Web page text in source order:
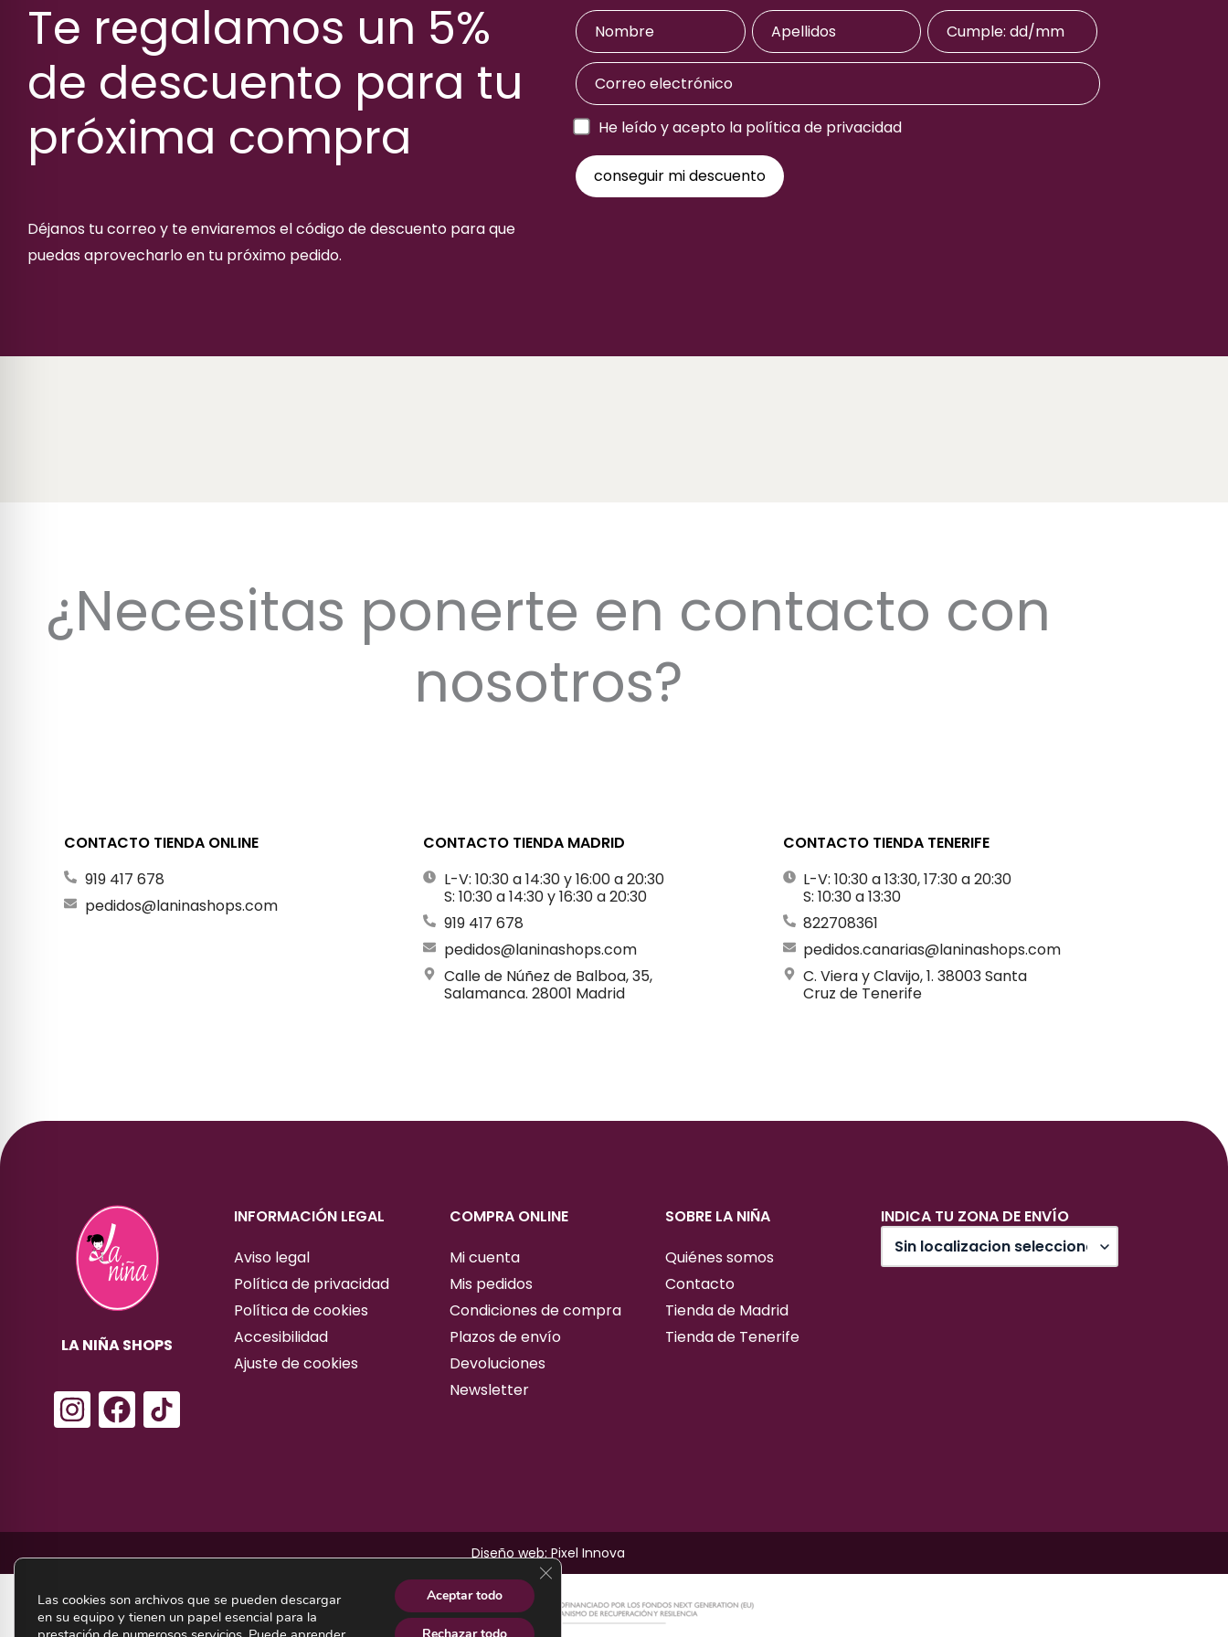
Te regalamos un 5%
de descuento para tu
próxima compra
Déjanos tu correo y te enviaremos el código de descuento para que
puedas aprovecharlo en tu próximo pedido.
He leído y acepto la política de privacidad
¿Necesitas ponerte en contacto con
nosotros?
CONTACTO TIENDA ONLINE
919 417 678
pedidos@laninashops.com
CONTACTO TIENDA MADRID
L-V: 10:30 a 14:30 y 16:00 a 20:30
S: 10:30 a 14:30 y 16:30 a 20:30
919 417 678
pedidos@laninashops.com
Calle de Núñez de Balboa, 35,
Salamanca. 28001 Madrid
CONTACTO TIENDA TENERIFE
L-V: 10:30 a 13:30, 17:30 a 20:30
S: 10:30 a 13:30
822708361
pedidos.canarias@laninashops.com
C. Viera y Clavijo, 1. 38003 Santa
Cruz de Tenerife
LA NIÑA SHOPS
I
n
g
r
a
m
F
a
o
o
k
INFORMACIÓN LEGAL
Aviso legal
Política de privacidad
Política de cookies
Accesibilidad
Ajuste de cookies
COMPRA ONLINE
Mi cuenta
Mis pedidos
Condiciones de compra
Plazos de envío
Devoluciones
Newsletter
SOBRE LA NIÑA
Quiénes somos
Contacto
Tienda de Madrid
Tienda de Tenerife
INDICA TU ZONA DE ENVÍO
Diseño web: Pixel Innova
Las cookies son archivos que se pueden descargar
en su equipo y tienen un papel esencial para la
Aceptar todo
cerrar el banner de cookies rgpd